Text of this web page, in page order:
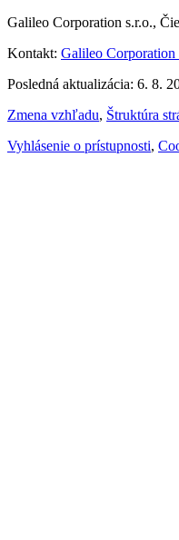
Galileo Corporation s.r.o.,
Kontakt: Galileo Corporation
Posledná aktualizácia: 6. 8.
Zmena vzhľadu, Štruktúra
Vyhlásenie o prístupnosti,